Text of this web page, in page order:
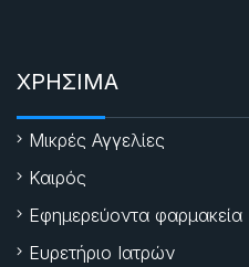
ΧΡΗΣΙΜΑ
Μικρές Αγγελίες
Καιρός
Εφημερεύοντα φαρμακεία
Ευρετήριο Ιατρών